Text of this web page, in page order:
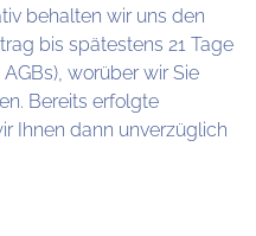
behalten wir uns den
bis spätestens 21 Tage
worüber wir Sie
Bereits erfolgte
Ihnen dann unverzüglich